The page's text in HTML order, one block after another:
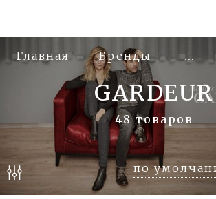
Главная Бренды ...
GARDEUR
48 товаров